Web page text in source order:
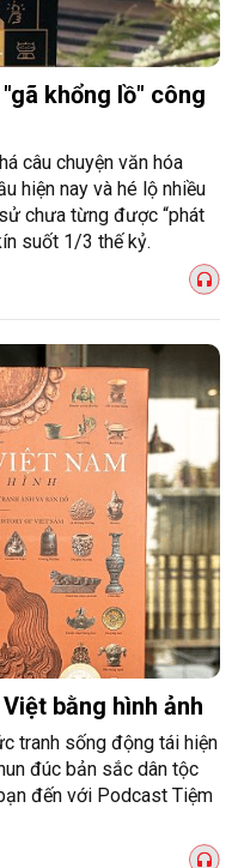
khổng lồ" công
câu chuyện văn hóa
hiện nay và hé lộ nhiều
chưa từng được “phát
suốt 1/3 thế kỷ.
bằng hình ảnh
tranh sống động tái hiện
đúc bản sắc dân tộc
đến với Podcast Tiệm